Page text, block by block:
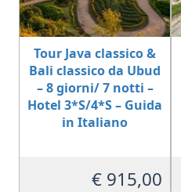
Tour Java classico &
Bali classico da Ubud
– 8 giorni/ 7 notti –
Hotel 3*S/4*S – Guida
in Italiano
€ 915,00